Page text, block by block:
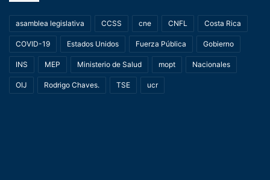
asamblea legislativa CCSS cne CNFL Costa Rica
COVID-19 Estados Unidos Fuerza Pública Gobierno
INS MEP Ministerio de Salud mopt Nacionales
OIJ Rodrigo Chaves. TSE ucr